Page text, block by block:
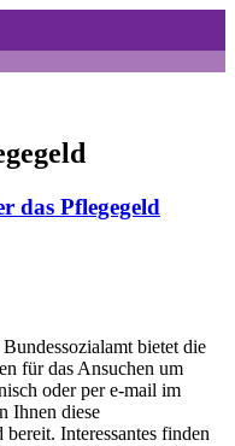
das Pflegegeld
bietet die
für das Ansuchen um
oder per e-mail im
Ihnen diese
Interessantes finden